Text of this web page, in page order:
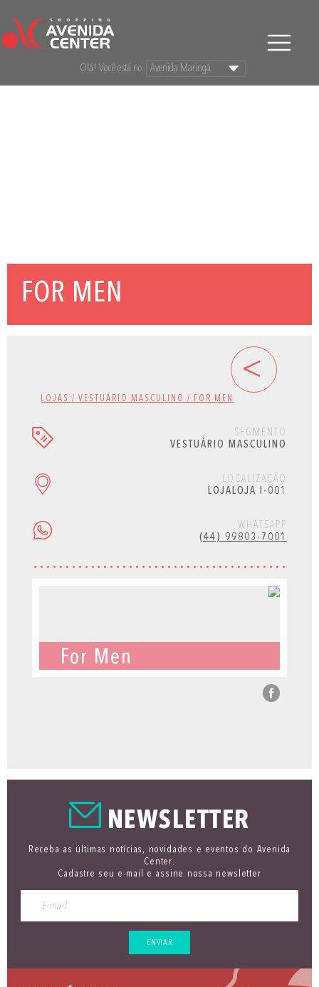
Olá! Você está no
FOR MEN
LOJAS / VESTUÁRIO MASCULINO / FOR MEN
<
SEGMENTO
VESTUÁRIO MASCULINO
LOCALIZAÇÃO
LOJALOJA I-001
WHATSAPP
(44) 99803-7001
For Men
NEWSLETTER
Receba as últimas notícias, novidades e eventos do Avenida
Center.
Cadastre seu e-mail e assine nossa newsletter
ENVIAR